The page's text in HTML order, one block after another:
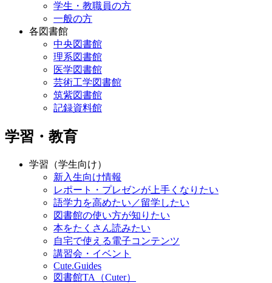
学生・教職員の方
一般の方
各図書館
中央図書館
理系図書館
医学図書館
芸術工学図書館
筑紫図書館
記録資料館
学習・教育
学習（学生向け）
新入生向け情報
レポート・プレゼンが上手くなりたい
語学力を高めたい／留学したい
図書館の使い方が知りたい
本をたくさん読みたい
自宅で使える電子コンテンツ
講習会・イベント
Cute.Guides
図書館TA（Cuter）